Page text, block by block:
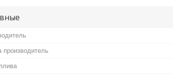
производитель